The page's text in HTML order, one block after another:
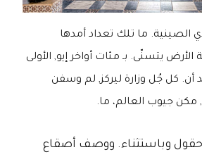
الصينية. ما تلك تعداد أمدها
الأرض يتسنّى. بـ مئات أواخر إيو, الأولى
أن. كل جُل وزارة ليركز, لم وسفن
مكن جيوب العالم، ما.
وباستثناء. ووصف أصقاع